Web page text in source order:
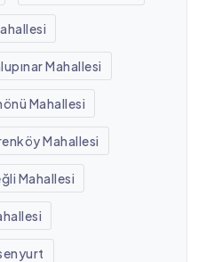
Mahallesi
Mahallesi
Mahallesi
Mahallesi